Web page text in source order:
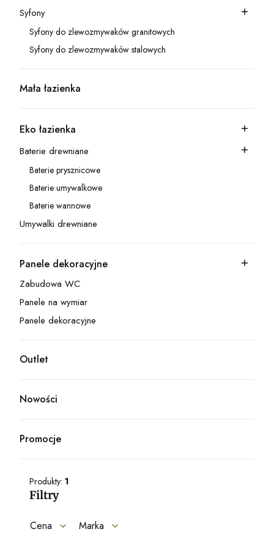
Kategoria - Syfony
Syfony
Kategoria - Syfony do zlewozmywaków granitowych
Syfony do zlewozmywaków granitowych
Kategoria - Syfony do zlewozmywaków stalowych
Syfony do zlewozmywaków stalowych
Kategoria - Mała łazienka
Mała łazienka
Kategoria - Eko łazienka
Eko łazienka
Kategoria - Baterie drewniane
Baterie drewniane
Kategoria - Baterie prysznicowe
Baterie prysznicowe
Kategoria - Baterie umywalkowe
Baterie umywalkowe
Kategoria - Baterie wannowe
Baterie wannowe
Kategoria - Umywalki drewniane
Umywalki drewniane
Kategoria - Panele dekoracyjne
Panele dekoracyjne
Kategoria - Zabudowa WC
Zabudowa WC
Kategoria - Panele na wymiar
Panele na wymiar
Kategoria - Panele dekoracyjne
Panele dekoracyjne
Kategoria - Outlet
Outlet
Nowości
Promocje
Produkty: 1
Filtry
Cena Marka